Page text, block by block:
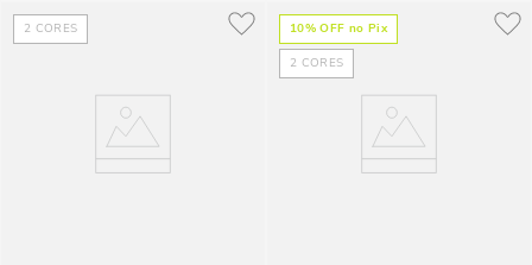
2 CORES 10% OFF no Pix
2 CORES